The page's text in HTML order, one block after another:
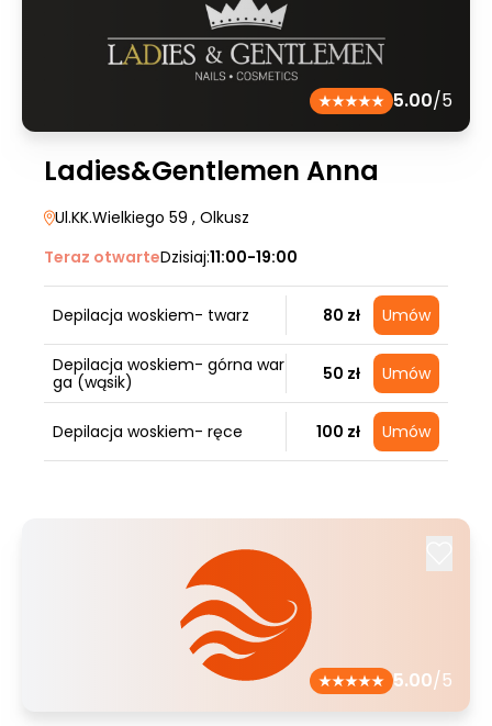
5.00/5
Ladies&Gentlemen Anna
Ul.KK.Wielkiego 59 , Olkusz
Teraz otwarteDzisiaj:11:00-19:00
Depilacja woskiem- twarz 80 zł Umów
Depilacja woskiem- górna war
ga (wąsik)
50 zł Umów
Depilacja woskiem- ręce 100 zł Umów
5.00/5